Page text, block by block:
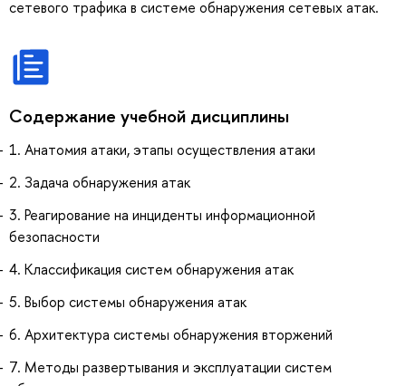
сетевого трафика в системе обнаружения сетевых атак.
Содержание учебной дисциплины
1. Анатомия атаки, этапы осуществления атаки
2. Задача обнаружения атак
3. Реагирование на инциденты информационной
безопасности
4. Классификация систем обнаружения атак
5. Выбор системы обнаружения атак
6. Архитектура системы обнаружения вторжений
7. Методы развертывания и эксплуатации систем